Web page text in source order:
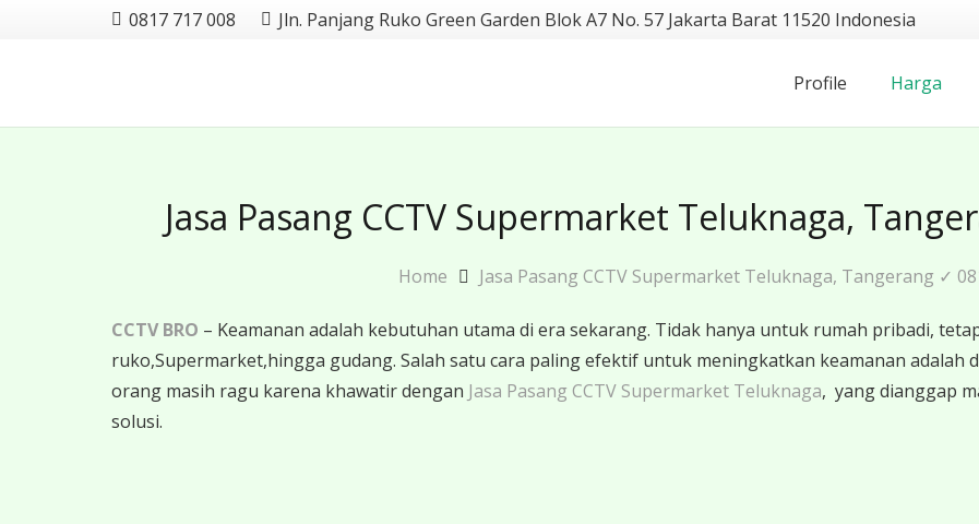
0817 717 008 Jln. Panjang Ruko Green Garden Blok A7 No. 57 Jakarta Barat 11520 Indonesia
Profile Harga
Jasa Pasang CCTV Supermarket Teluknaga,
Home Jasa Pasang CCTV Supermarket Teluknaga, Tangerang ✓
CCTV BRO – Keamanan adalah kebutuhan utama di era sekarang. Tidak hanya untuk rumah pribadi,
ruko,Supermarket,hingga gudang. Salah satu cara paling efektif untuk meningkatkan keamanan adalah
orang masih ragu karena khawatir dengan Jasa Pasang CCTV Supermarket Teluknaga, yang dianggap
solusi.